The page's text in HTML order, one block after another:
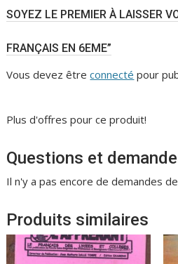
SOYEZ LE PREMIER À LAISSER
FRANÇAIS EN 6EME”
Vous devez êtreconnecté pour
Plus d'offres pour ce produit!
Questions et
Il n'y a pas encore de demandes
Produits similaires